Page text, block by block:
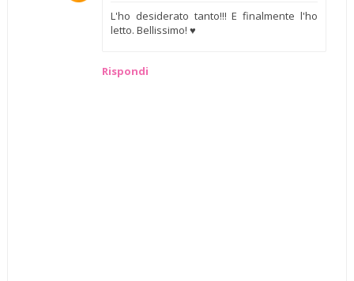
L'ho desiderato tanto!!! E finalmente l'ho
letto. Bellissimo! ♥
Rispondi